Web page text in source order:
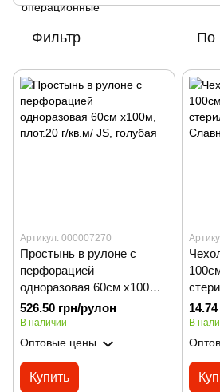
Фильтр По
Артикул: 000007270
Простынь в рулоне с
перфорацией
одноразовая 60см х100м,
плот.20 г/кв.м/ JS, голубая
526.50 грн/рулон
В наличии
Оптовые цены
Купить
В